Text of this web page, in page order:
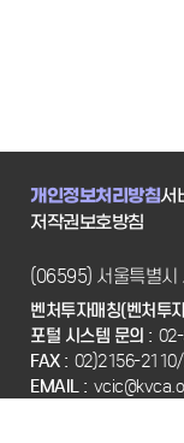
개인정보처리방침서
저작권보호방침
(06595) 서울특별시
벤처투자매칭(벤처투
포털 시스템 문의 :
FAX : 02)2156-
EMAIL :